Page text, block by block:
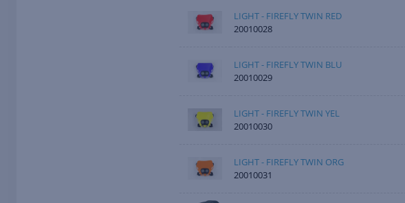
LIGHT - FIREFLY TWIN RED
20010028
LIGHT - FIREFLY TWIN BLU
20010029
LIGHT - FIREFLY TWIN YEL
20010030
LIGHT - FIREFLY TWIN ORG
20010031